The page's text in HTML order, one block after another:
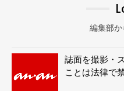
編集部
誌面を撮影・
ことは法律で